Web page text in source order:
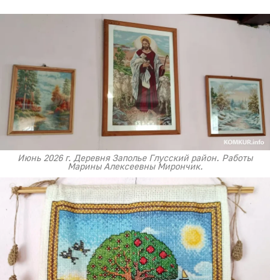
Июнь 2026 г. Деревня Заполье Глусский район. Работы
Марины Алексеевны Мирончик.